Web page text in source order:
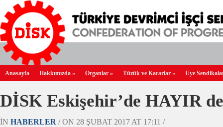
Anasayfa Hakkımızda » Organlar » Tüzük ve Kararlar » Üye
DİSK Eskişehir’de HAYIR
IN HABERLER / ON 28 ŞUBAT 2017 AT 17:11 /